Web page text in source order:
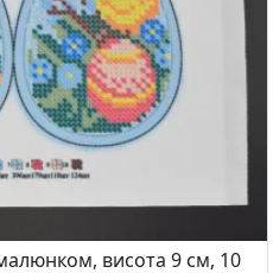
висота 9 см, 10